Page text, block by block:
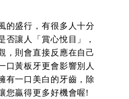
的盛行，有很多人十分
否讓人「賞心悅目」，
，則會直接反應在自己
口黃板牙更會影響別人
有一口美白的牙齒，除
您贏得更多好機會喔!